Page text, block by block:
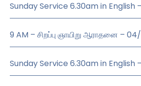
Sunday Service 6.30am in
9 AM – சிறப்பு ஞாயிறு ஆராதனை –
Sunday Service 6.30am in English